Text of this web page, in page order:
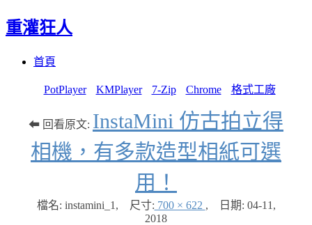
重灌狂人
首頁
PotPlayer KMPlayer 7-Zip Chrome 格式工廠
⬅ 回看原文: InstaMini 仿古拍立得
相機，有多款造型相紙可選
用！
檔名: instamini_1 , 尺寸: 700 × 622 , 日期: 04-11,
2018